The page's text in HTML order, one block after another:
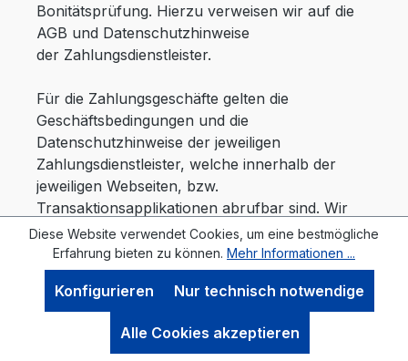
Bonitätsprüfung. Hierzu verweisen wir auf die
AGB und Datenschutzhinweise
der Zahlungsdienstleister.
Für die Zahlungsgeschäfte gelten die
Geschäftsbedingungen und die
Datenschutzhinweise der jeweiligen
Zahlungsdienstleister, welche innerhalb der
jeweiligen Webseiten, bzw.
Transaktionsapplikationen abrufbar sind. Wir
verweisen auf diese ebenfalls zwecks weiterer
Informationen und Geltendmachung von
Widerrufs-, Auskunfts- und anderen
Betroffenenrechten.
Diese Website verwendet Cookies, um eine bestmögliche
Erfahrung bieten zu können. Mehr Informationen ...
Nur technisch notwendige
Konfigurieren
Alle Cookies akzeptieren